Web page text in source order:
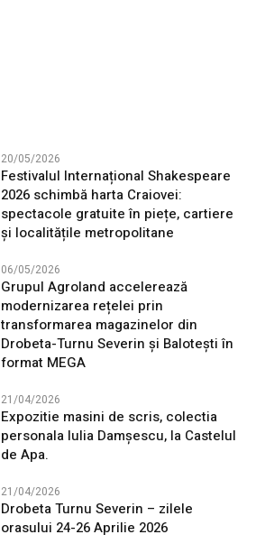
20/05/2026
Festivalul Internațional Shakespeare
2026 schimbă harta Craiovei:
spectacole gratuite în piețe, cartiere
și localitățile metropolitane
06/05/2026
Grupul Agroland accelerează
modernizarea rețelei prin
transformarea magazinelor din
Drobeta-Turnu Severin și Balotești în
format MEGA
21/04/2026
Expozitie masini de scris, colectia
personala Iulia Damșescu, la Castelul
de Apa.
21/04/2026
Drobeta Turnu Severin – zilele
orasului 24-26 Aprilie 2026